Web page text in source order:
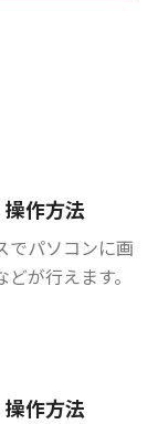
作方法
でパソコンに画
が行えます。
作方法